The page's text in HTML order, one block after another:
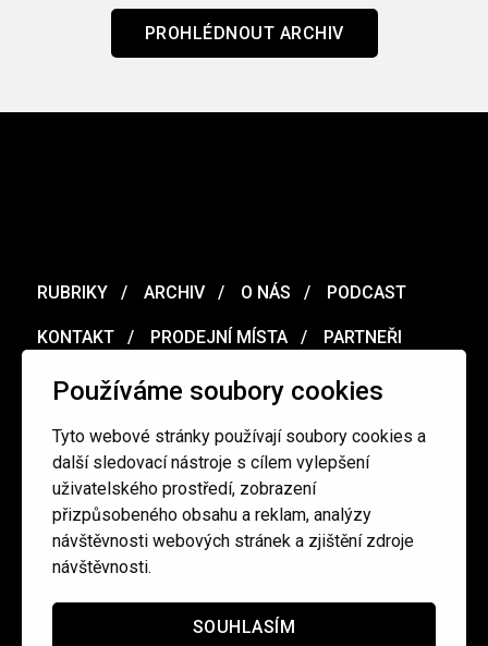
Používáme soubory cookies
Tyto webové stránky používají soubory cookies a
další sledovací nástroje s cílem vylepšení
uživatelského prostředí, zobrazení
přizpůsobeného obsahu a reklam, analýzy
návštěvnosti webových stránek a zjištění zdroje
návštěvnosti.
SOUHLASÍM
PROHLÉDNOUT ARCHIV
RUBRIKY ARCHIV O NÁS PODCAST
KONTAKT PRODEJNÍ MÍSTA PARTNEŘI
MERCH VOUCHER
Ochrana osobních údajů / Obchodní podmínky
redakce@cinepur.cz